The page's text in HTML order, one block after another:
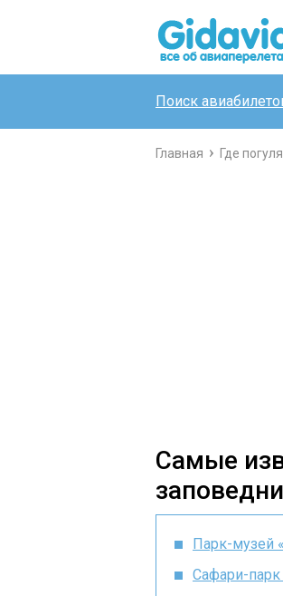
Поиск
Главная Где
Самые
Парк-музей «
Сафари-парк